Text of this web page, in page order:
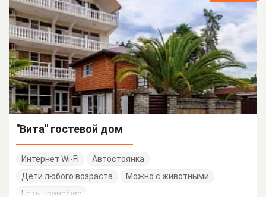
"Вита" гостевой дом
Интернет Wi-Fi
Автостоянка
Дети любого возраста
Можно с животными
Есть трансфер